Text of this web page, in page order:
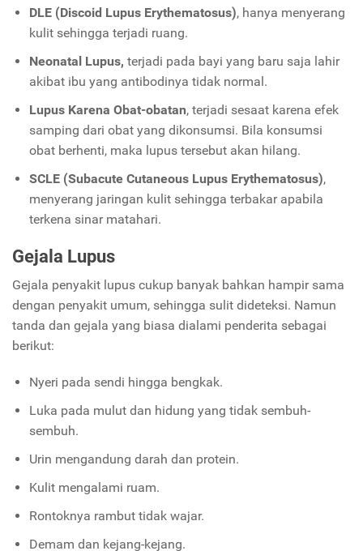
DLE (Discoid Lupus Erythematosus), hanya menyerang
kulit sehingga terjadi ruang.
Neonatal Lupus, terjadi pada bayi yang baru saja lahir
akibat ibu yang antibodinya tidak normal.
Lupus Karena Obat-obatan, terjadi sesaat karena efek
samping dari obat yang dikonsumsi. Bila konsumsi
obat berhenti, maka lupus tersebut akan hilang.
SCLE (Subacute Cutaneous Lupus Erythematosus),
menyerang jaringan kulit sehingga terbakar apabila
terkena sinar matahari.
Gejala Lupus
Gejala penyakit lupus cukup banyak bahkan hampir sama
dengan penyakit umum, sehingga sulit dideteksi. Namun
tanda dan gejala yang biasa dialami penderita sebagai
berikut:
Nyeri pada sendi hingga bengkak.
Luka pada mulut dan hidung yang tidak sembuh-
sembuh.
Urin mengandung darah dan protein.
Kulit mengalami ruam.
Rontoknya rambut tidak wajar.
Demam dan kejang-kejang.